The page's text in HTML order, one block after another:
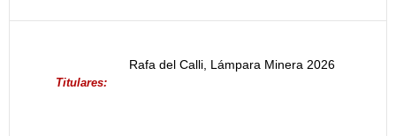
Titulares:
Rafa del Calli, Lámpara Minera 2026